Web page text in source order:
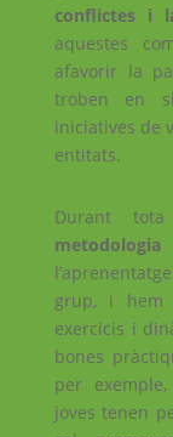
conflictes i
aquestes
afavorir la
troben en
iniciatives de
entitats.
Durant
grup, i hem
exercicis i
bones
per
joves tenen